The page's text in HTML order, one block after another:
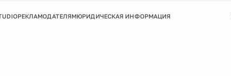
РЕКЛАМОДАТЕЛЯМЮРИДИЧЕСКАЯ ИНФОРМАЦИЯ